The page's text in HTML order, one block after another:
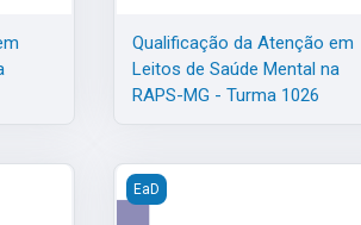
Qualificação da Atenção em
Leitos de Saúde Mental na
RAPS-MG - Turma 1026
0826
Leitos de Saúde Mental na RAPS-MG -
Qualificação da Atenção em
EaD